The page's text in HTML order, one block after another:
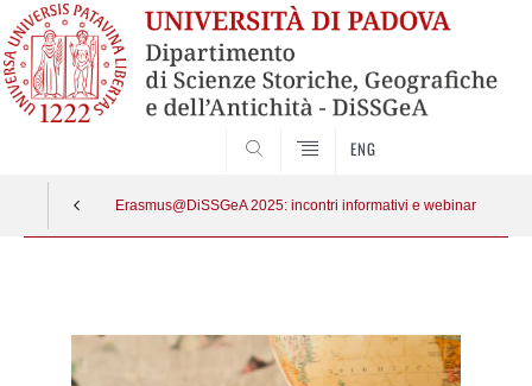
ENG
Erasmus@DiSSGeA 2025: incontri informativi e webinar